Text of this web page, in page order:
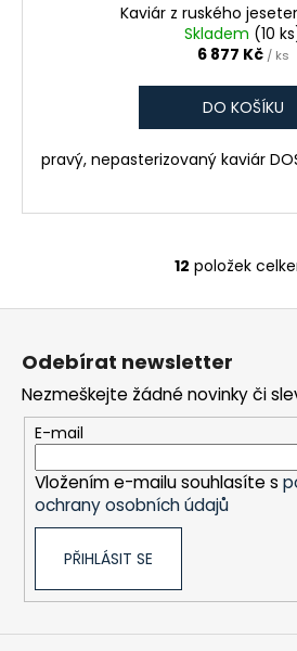
Kaviár z ruského
Skladem (10
6 877 Kč / ks
DO KOŠÍKU
pravý, nepasterizovaný kaviár
O
v
a
c
í
p
r
ý
p
12 položek
Z
Odebírat newsletter
Nezmeškejte žádné novinky či
E-mail
Vložením e-mailu souhlasíte s
ochrany osobních údajů
PŘIHLÁSIT SE